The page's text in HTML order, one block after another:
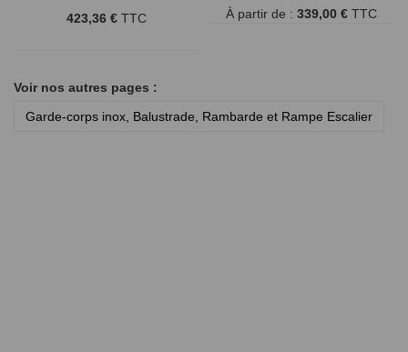
423,36 € TTC
À partir de : 339,00 € TTC
Voir nos autres pages :
Garde-corps inox, Balustrade, Rambarde et Rampe Escalier